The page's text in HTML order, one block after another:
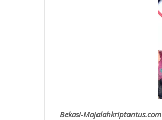
Bekasi-Majalahkriptantus.com